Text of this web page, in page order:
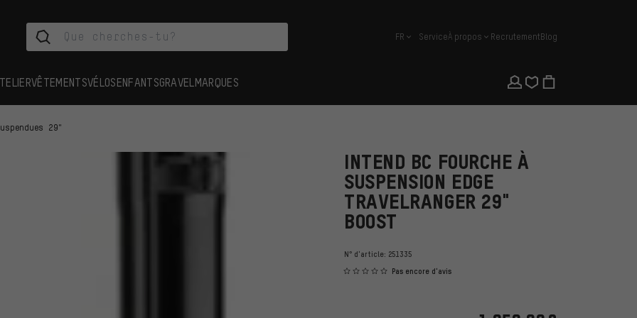
français
FR ServiceÀ propos RecrutementBlog
VÊTEMENTSVÉLOSENFANTSGRAVEL MARQUES
29"
INTEND BC FOURCHE À
SUSPENSION EDGE
TRAVELRANGER 29"
BOOST
N° d'article: 251335
Pas encore d'avis